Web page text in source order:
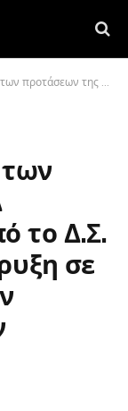
για την κήρυξη σε έκτακτη ανάγκη των πληγεισών ορεινών περιοχών
το Δ.Σ.
σε